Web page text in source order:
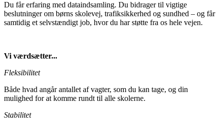
Du får erfaring med dataindsamling. Du bidrager til vigtige
beslutninger om børns skolevej, trafiksikkerhed og sundhed – og får
samtidig et selvstændigt job, hvor du har støtte fra os hele vejen.
Vi værdsætter...
Fleksibilitet
Både hvad angår antallet af vagter, som du kan tage, og din
mulighed for at komme rundt til alle skolerne.
Stabilitet